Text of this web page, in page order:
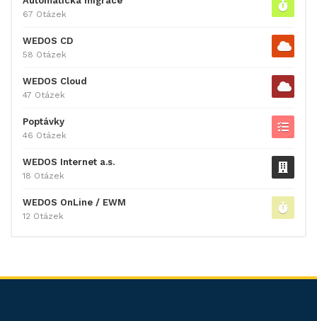
67 Otázek
WEDOS CD
58 Otázek
WEDOS Cloud
47 Otázek
Poptávky
46 Otázek
WEDOS Internet a.s.
18 Otázek
WEDOS OnLine / EWM
12 Otázek